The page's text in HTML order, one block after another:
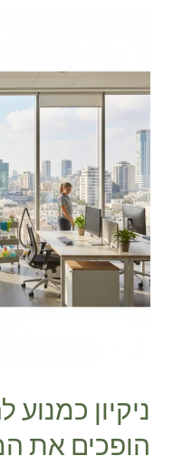
ניקיון
הופכים את